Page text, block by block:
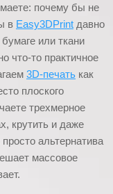
почему бы не
в Easy3DPrint давно
или ткани
что-то практичное
3D-печать как
плоского
трехмерное
крутить и даже
альтернатива
массовое